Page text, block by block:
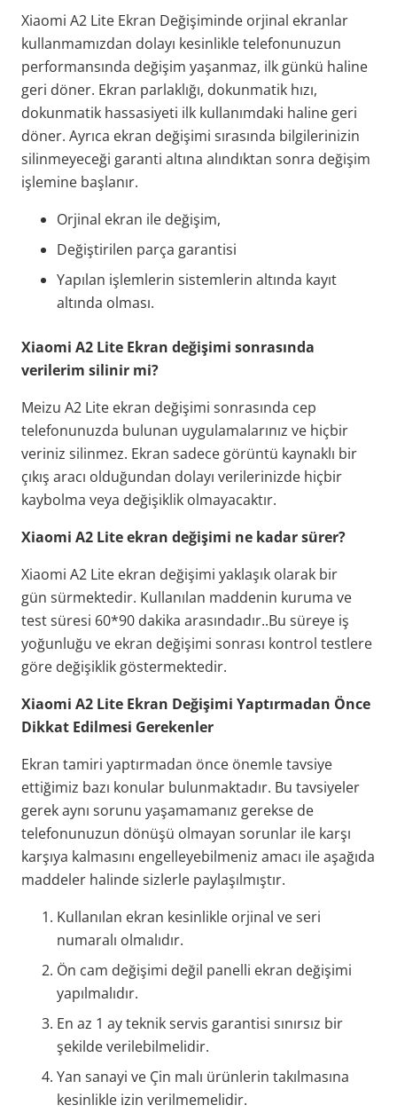
Xiaomi A2 Lite Ekran Değişiminde orjinal ekranlar
kullanmamızdan dolayı kesinlikle telefonunuzun
performansında değişim yaşanmaz, ilk günkü haline
geri döner. Ekran parlaklığı, dokunmatik hızı,
dokunmatik hassasiyeti ilk kullanımdaki haline geri
döner. Ayrıca ekran değişimi sırasında bilgilerinizin
silinmeyeceği garanti altına alındıktan sonra değişim
işlemine başlanır.
Orjinal ekran ile değişim,
Değiştirilen parça garantisi
Yapılan işlemlerin sistemlerin altında kayıt
altında olması.
Xiaomi A2 Lite Ekran değişimi sonrasında
verilerim silinir mi?
Meizu A2 Lite ekran değişimi sonrasında cep
telefonunuzda bulunan uygulamalarınız ve hiçbir
veriniz silinmez. Ekran sadece görüntü kaynaklı bir
çıkış aracı olduğundan dolayı verilerinizde hiçbir
kaybolma veya değişiklik olmayacaktır.
Xiaomi A2 Lite ekran değişimi ne kadar sürer?
Xiaomi A2 Lite ekran değişimi yaklaşık olarak bir
gün sürmektedir. Kullanılan maddenin kuruma ve
test süresi 60*90 dakika arasındadır..Bu süreye iş
yoğunluğu ve ekran değişimi sonrası kontrol testlere
göre değişiklik göstermektedir.
Xiaomi A2 Lite Ekran Değişimi Yaptırmadan Önce
Dikkat Edilmesi Gerekenler
Ekran tamiri yaptırmadan önce önemle tavsiye
ettiğimiz bazı konular bulunmaktadır. Bu tavsiyeler
gerek aynı sorunu yaşamamanız gerekse de
telefonunuzun dönüşü olmayan sorunlar ile karşı
karşıya kalmasını engelleyebilmeniz amacı ile aşağıda
maddeler halinde sizlerle paylaşılmıştır.
Kullanılan ekran kesinlikle orjinal ve seri
numaralı olmalıdır.
Ön cam değişimi değil panelli ekran değişimi
yapılmalıdır.
En az 1 ay teknik servis garantisi sınırsız bir
şekilde verilebilmelidir.
Yan sanayi ve Çin malı ürünlerin takılmasına
kesinlikle izin verilmemelidir.